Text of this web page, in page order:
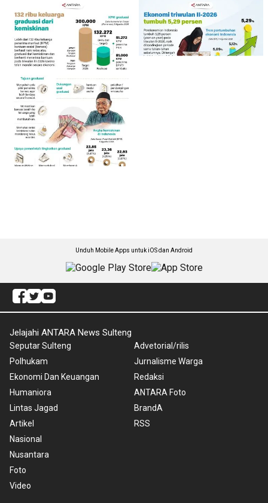
Unduh Mobile Apps untuk iOS dan Android
Jelajahi ANTARA News Sulteng
Seputar Sulteng
Polhukam
Ekonomi Dan Keuangan
Humaniora
Lintas Jagad
Artikel
Nasional
Nusantara
Foto
Video
Advetorial/rilis
Jurnalisme Warga
Redaksi
ANTARA Foto
BrandA
RSS